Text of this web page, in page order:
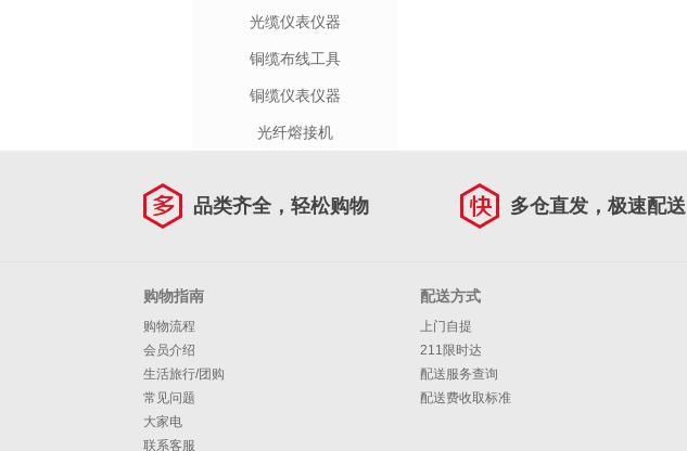
光缆仪表仪器
铜缆布线工具
铜缆仪表仪器
光纤熔接机
品类齐全，轻松购物 多仓直发，极速配送
购物指南
购物流程
会员介绍
生活旅行/团购
常见问题
大家电
联系客服
配送方式
上门自提
211限时达
配送服务查询
配送费收取标准